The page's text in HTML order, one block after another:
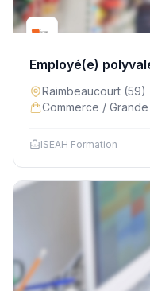
Employé(e)
Raimbeaucourt (59)
Commerce /
ISEAH Formation